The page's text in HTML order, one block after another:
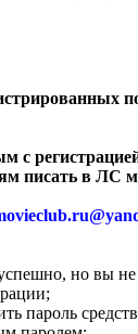
с
писать в ЛС
@
но вы
пароль